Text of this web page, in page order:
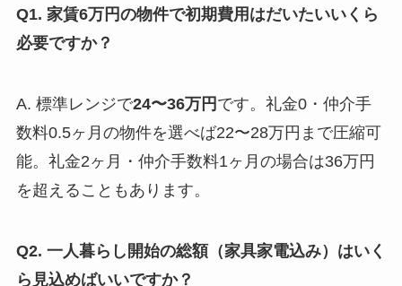
Q1. 家賃6万円の物件で初期費用はだいたいいくら
必要ですか？
A. 標準レンジで24〜36万円 です。礼金0・仲介手
数料0.5ヶ月の物件を選べば22〜28万円まで圧縮可
能。礼金2ヶ月・仲介手数料1ヶ月の場合は36万円
を超えることもあります。
Q2. 一人暮らし開始の総額（家具家電込み）はいく
ら見込めばいいですか？